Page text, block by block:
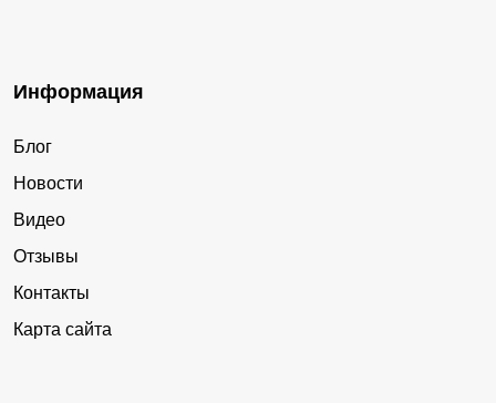
Информация
Блог
Новости
Видео
Отзывы
Контакты
Карта сайта